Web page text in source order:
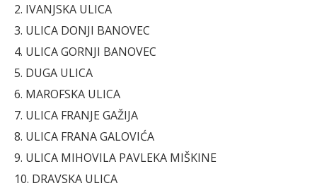
2. IVANJSKA ULICA
3. ULICA DONJI BANOVEC
4. ULICA GORNJI BANOVEC
5. DUGA ULICA
6. MAROFSKA ULICA
7. ULICA FRANJE GAŽIJA
8. ULICA FRANA GALOVIĆA
9. ULICA MIHOVILA PAVLEKA MIŠKINE
10. DRAVSKA ULICA